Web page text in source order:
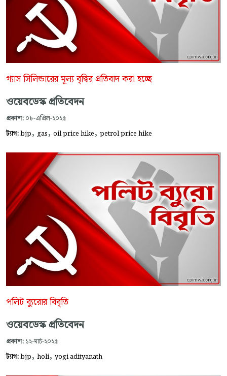
গ্যাস সিলিন্ডারের মূল্য বৃদ্ধির প্রতিবাদ করা হচ্ছে
ওয়েবডেস্ক প্রতিবেদন
প্রকাশ: ০৮-এপ্রিল-২০২৫
ট্যাগ:bjp, gas, oil price hike, petrol price hike
পলিট ব্যুরোর বিবৃতি
ওয়েবডেস্ক প্রতিবেদন
প্রকাশ: ১২-মার্চ-২০২৫
ট্যাগ:bjp, holi, yogi adityanath